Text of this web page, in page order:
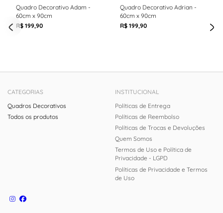
Quadro Decorativo Adam -
60cm x 90cm
R$ 199,90
Quadro Decorativo Adrian -
60cm x 90cm
R$ 199,90
CATEGORIAS
Quadros Decorativos
Todos os produtos
INSTITUCIONAL
Políticas de Entrega
Políticas de Reembolso
Políticas de Trocas e Devoluções
Quem Somos
Termos de Uso e Política de
Privacidade - LGPD
Políticas de Privacidade e Termos
de Uso